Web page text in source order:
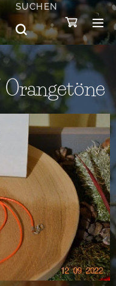
SUCHEN